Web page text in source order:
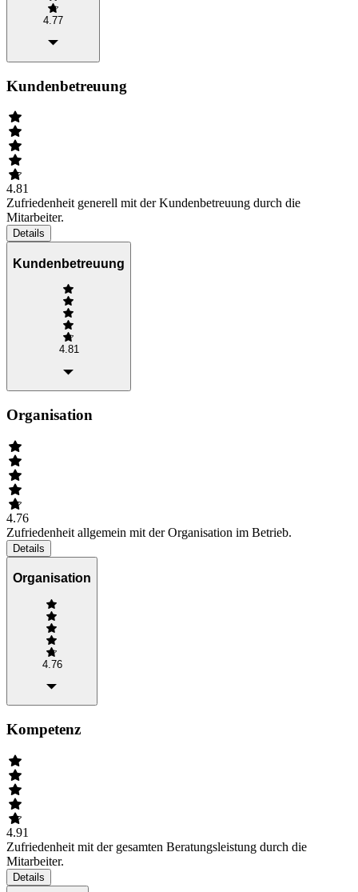
4.77
Kundenbetreuung
4.81
Zufriedenheit generell mit der Kundenbetreuung durch die
Mitarbeiter.
Details
Kundenbetreuung
4.81
Organisation
4.76
Zufriedenheit allgemein mit der Organisation im Betrieb.
Details
Organisation
4.76
Kompetenz
4.91
Zufriedenheit mit der gesamten Beratungsleistung durch die
Mitarbeiter.
Details